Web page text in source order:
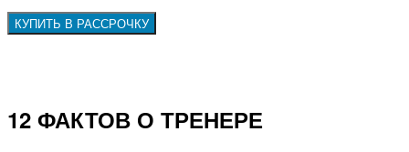
КУПИТЬ В РАССРОЧКУ
12 ФАКТОВ О ТРЕНЕРЕ